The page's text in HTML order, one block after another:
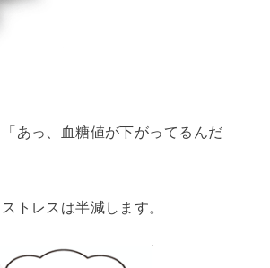
あっ、血糖値が下がってるんだ
トレスは半減します。